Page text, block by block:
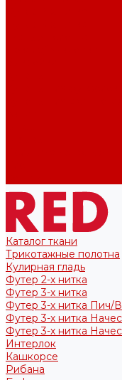
Каталог ткани
Трикотажные полотна
Кулирная гладь
Футер 2-х нитка
Футер 3-х нитка
Футер 3-х нитка Пич/
Футер 3-х нитка Начес
Футер 3-х нитка
Интерлок
Кашкорсе
Рибана